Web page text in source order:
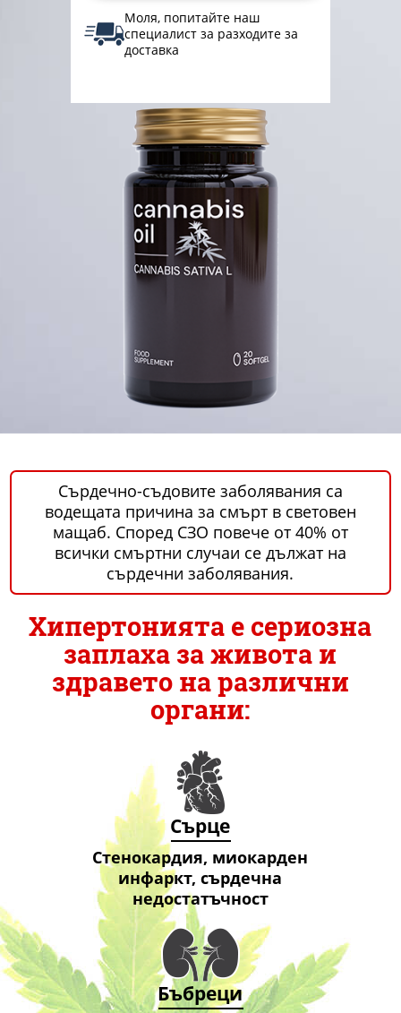
Моля, попитайте наш
специалист за разходите за
доставка
Сърдечно-съдовите заболявания са
водещата причина за смърт в световен
мащаб. Според СЗО повече от 40% от
всички смъртни случаи се дължат на
сърдечни заболявания.
Хипертонията е сериозна
заплаха за живота и
здравето на различни
органи:
Сърце
Стенокардия, миокарден
инфаркт, сърдечна
недостатъчност
Бъбреци